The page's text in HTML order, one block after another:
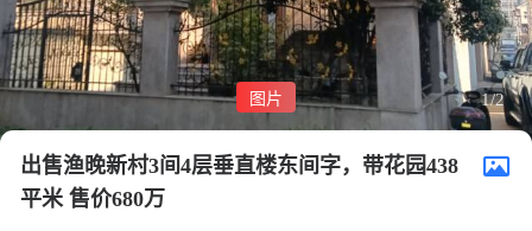
1/2
图片
出售渔晚新村3间4层垂直楼东间字，带花园438
平米 售价680万